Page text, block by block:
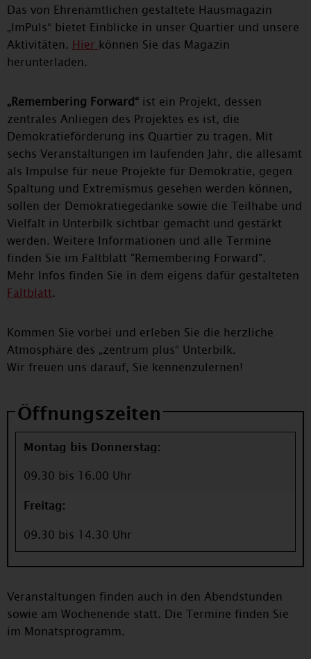
Das von Ehrenamtlichen gestaltete Hausmagazin
„ImPuls“ bietet Einblicke in unser Quartier und unsere
Aktivitäten. Hier können Sie das Magazin
herunterladen.
„Remembering Forward“ ist ein Projekt, dessen
zentrales Anliegen des Projektes es ist, die
Demokratieförderung ins Quartier zu tragen. Mit
sechs Veranstaltungen im laufenden Jahr, die allesamt
als Impulse für neue Projekte für Demokratie, gegen
Spaltung und Extremismus gesehen werden können,
sollen der Demokratiegedanke sowie die Teilhabe und
Vielfalt in Unterbilk sichtbar gemacht und gestärkt
werden. Weitere Informationen und alle Termine
finden Sie im Faltblatt "Remembering Forward".
Mehr Infos finden Sie in dem eigens dafür gestalteten
Faltblatt.
Kommen Sie vorbei und erleben Sie die herzliche
Atmosphäre des „zentrum plus“ Unterbilk.
Wir freuen uns darauf, Sie kennenzulernen!
Öffnungszeiten
Montag bis Donnerstag:
09.30 bis 16.00 Uhr
Freitag:
09.30 bis 14.30 Uhr
Veranstaltungen finden auch in den Abendstunden
sowie am Wochenende statt. Die Termine finden Sie
im Monatsprogramm.